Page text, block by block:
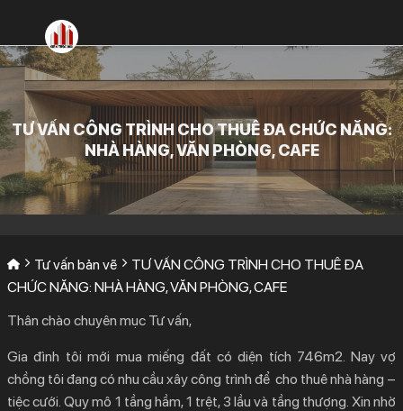
nội
dung
TƯ VẤN CÔNG TRÌNH CHO THUÊ ĐA CHỨC NĂNG:
NHÀ HÀNG, VĂN PHÒNG, CAFE
Tư vấn bản vẽ
TƯ VẤN CÔNG TRÌNH CHO THUÊ ĐA
CHỨC NĂNG: NHÀ HÀNG, VĂN PHÒNG, CAFE
Thân chào chuyên mục Tư vấn,
Gia đình tôi mới mua miếng đất có diện tích 746m2. Nay vợ
chồng tôi đang có nhu cầu xây công trình để cho thuê nhà hàng –
tiệc cưới. Quy mô 1 tầng hầm, 1 trệt, 3 lầu và tầng thượng. Xin nhờ